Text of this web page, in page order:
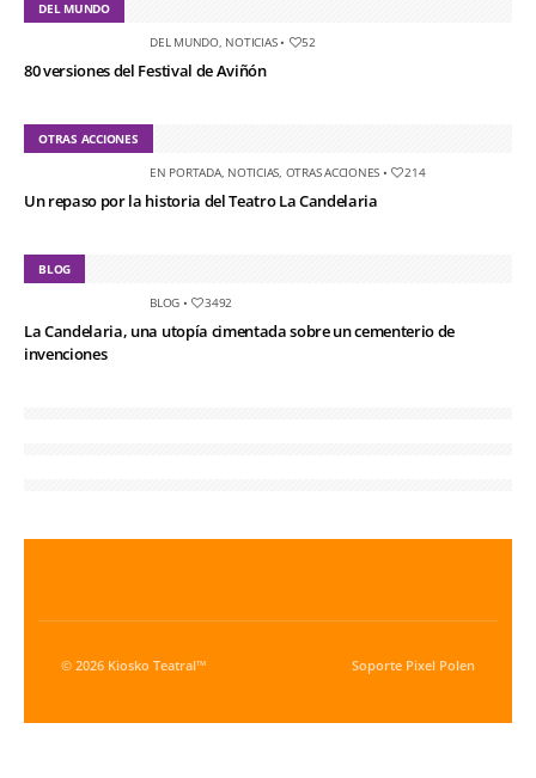
DEL MUNDO
DEL MUNDO, NOTICIAS• 52
80 versiones del Festival de Aviñón
OTRAS ACCIONES
EN PORTADA, NOTICIAS OTRAS ACCIONES • 214
Un repaso por la historia del Teatro La Candelaria
BLOG
BLOG • 3492
La Candelaria, una utopía cimentada sobre un cementerio de
invenciones
© 2026 Kiosko Teatral™ Soporte Pixel Polen